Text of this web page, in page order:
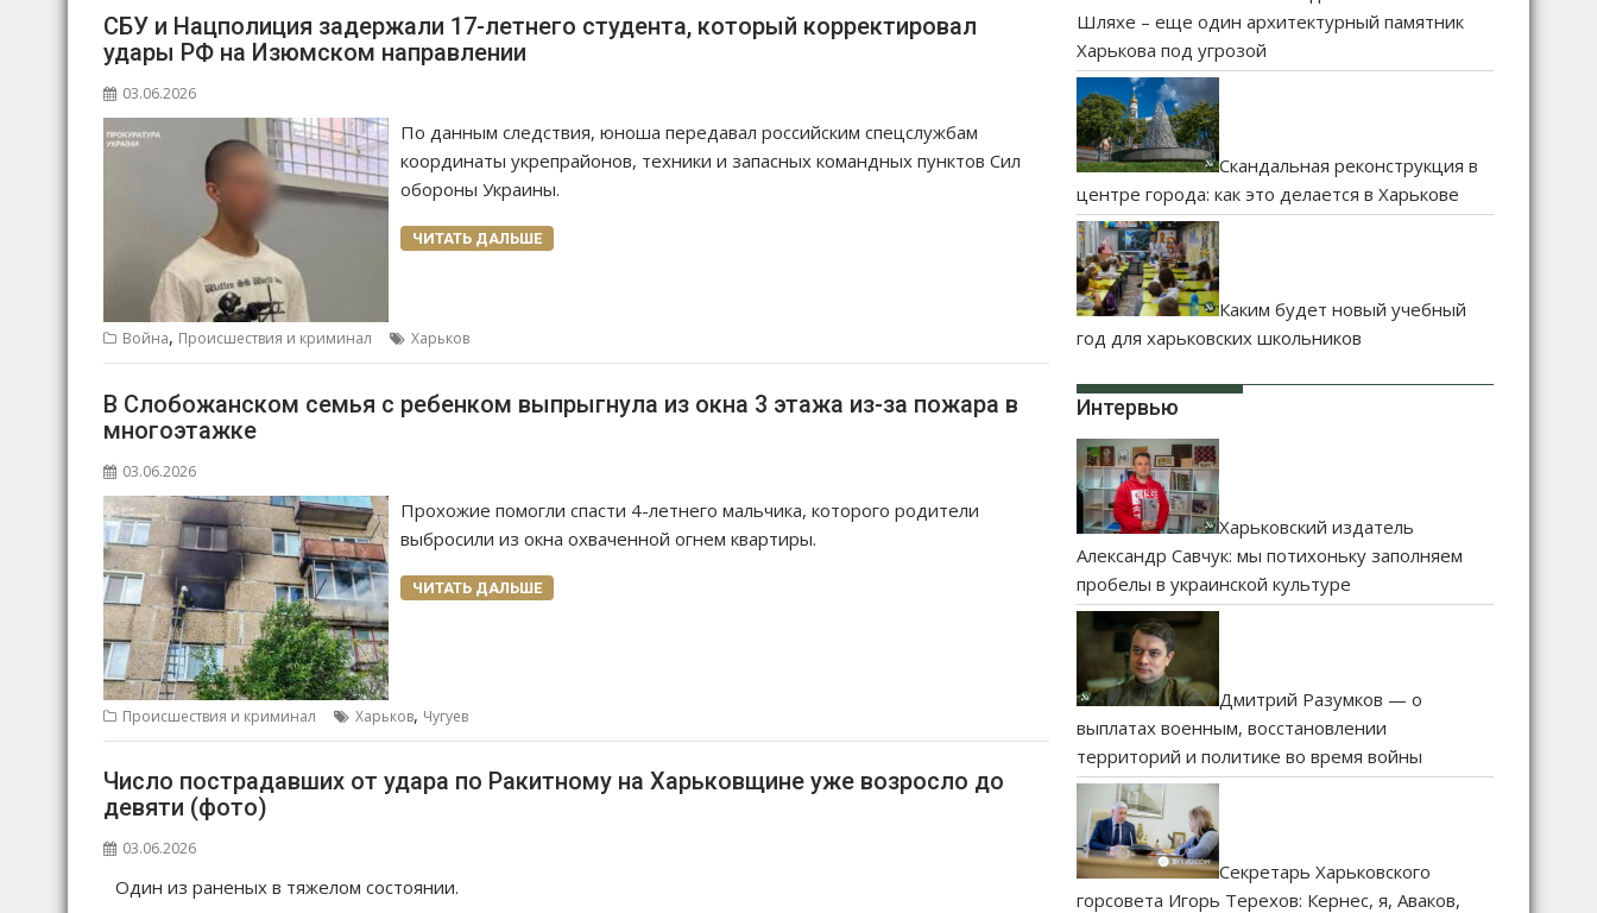
СБУ и Нацполиция задержали 17-летнего студента, который корректировал
удары РФ на Изюмском направлении
03.06.2026
По данным следствия, юноша передавал российским спецслужбам
координаты укрепрайонов, техники и запасных командных пунктов Сил
обороны Украины.
ЧИТАТЬ ДАЛЬШЕ
Война, Происшествия и криминал Харьков
В Слобожанском семья с ребенком выпрыгнула из окна 3 этажа из-за пожара в
многоэтажке
03.06.2026
Прохожие помогли спасти 4-летнего мальчика, которого родители
выбросили из окна охваченной огнем квартиры.
ЧИТАТЬ ДАЛЬШЕ
Происшествия и криминал Харьков, Чугуев
Число пострадавших от удара по Ракитному на Харьковщине уже возросло до
девяти (фото)
03.06.2026
Один из раненых в тяжелом состоянии.
Шляхе – еще один архитектурный памятник
Харькова под угрозой
Скандальная реконструкция в
центре города: как это делается в Харькове
Каким будет новый учебный
год для харьковских школьников
Интервью
Харьковский издатель
Александр Савчук: мы потихоньку заполняем
пробелы в украинской культуре
Дмитрий Разумков — о
выплатах военным, восстановлении
территорий и политике во время войны
Секретарь Харьковского
горсовета Игорь Терехов: Кернес, я, Аваков,